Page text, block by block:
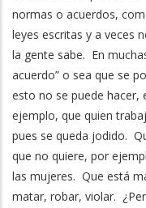
normas o acuerdos,
leyes escritas y a veces
la gente sabe. En
acuerdo” o sea que se
esto no se puede hacer,
ejemplo, que quien
pues se queda jodido.
que no quiere, por
las mujeres. Que está
matar, robar, violar.